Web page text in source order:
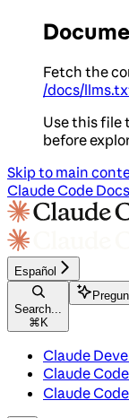
Fetch the
/docs/
Use this file
before
Skip to main
Claude Code Docs
Español
Search...
⌘ K
Claude
Claude
Claude